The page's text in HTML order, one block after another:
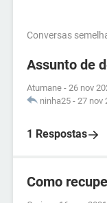
Conversas
Assunto de
Atumane - 26 nov
ninha25 - 27 nov
1 Respostas
Como